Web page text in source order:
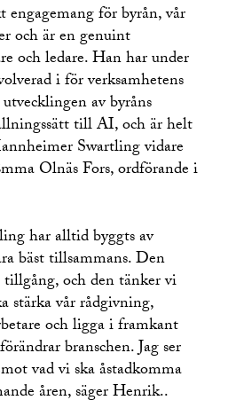
för byrån, vår
och är en genuint
och ledare. Han har under
i för verksamhetens
av byråns
till AI, och är helt
Swartling vidare
Olnäs Fors, ordförande i
har alltid byggts av
bäst tillsammans. Den
och den tänker vi
stärka vår rådgivning,
och ligga i framkant
branschen. Jag ser
vad vi ska åstadkomma
åren, säger Henrik..